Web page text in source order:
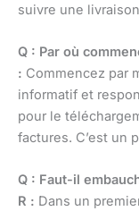
suivre une
Q : Par où
: Commencez par
informatif et
pour le
factures. C’est un
Q : Faut-il
R : Dans un